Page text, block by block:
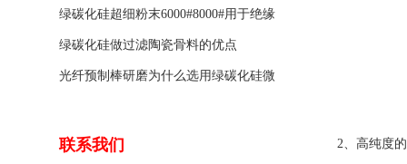
骨料的特点有哪些？
绿碳化硅超细粉末6000#8000#用于绝缘
涂料的优点
绿碳化硅做过滤陶瓷骨料的优点
光纤预制棒研磨为什么选用绿碳化硅微
联系我们 2、高纯度的